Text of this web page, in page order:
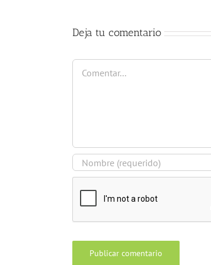
Deja tu comentario
Comentar